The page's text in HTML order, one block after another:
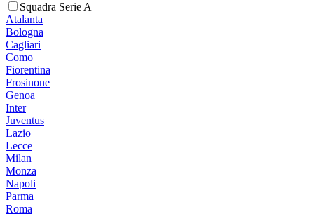
Squadra Serie A
Atalanta
Bologna
Cagliari
Como
Fiorentina
Frosinone
Genoa
Inter
Juventus
Lazio
Lecce
Milan
Monza
Napoli
Parma
Roma